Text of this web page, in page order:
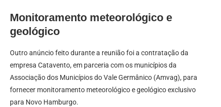
Monitoramento meteorológico e
geológico
Outro anúncio feito durante a reunião foi a contratação da
empresa Catavento, em parceria com os municípios da
Associação dos Municípios do Vale Germânico (Amvag), para
fornecer monitoramento meteorológico e geológico exclusivo
para Novo Hamburgo.